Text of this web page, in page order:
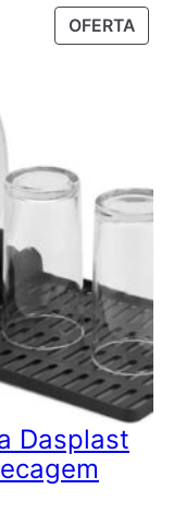
atual
OFERTA
EM
Dasplast